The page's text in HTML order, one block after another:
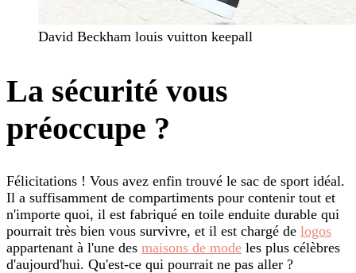
David Beckham louis vuitton keepall
La sécurité vous
préoccupe ?
Félicitations ! Vous avez enfin trouvé le sac de sport idéal.
Il a suffisamment de compartiments pour contenir tout et
n'importe quoi, il est fabriqué en toile enduite durable qui
pourrait très bien vous survivre, et il est chargé de logos
appartenant à l'une des maisons de mode les plus célèbres
d'aujourd'hui. Qu'est-ce qui pourrait ne pas aller ?